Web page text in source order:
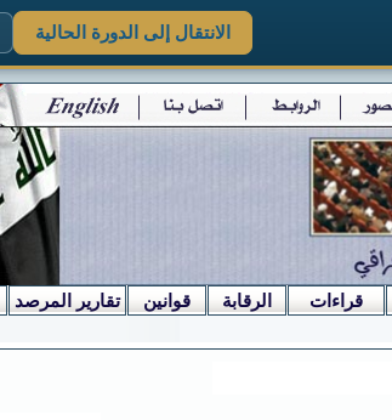
الانتقال إلى الدورة الحالية
قراءات الرقابة قوانين تقارير المرصد